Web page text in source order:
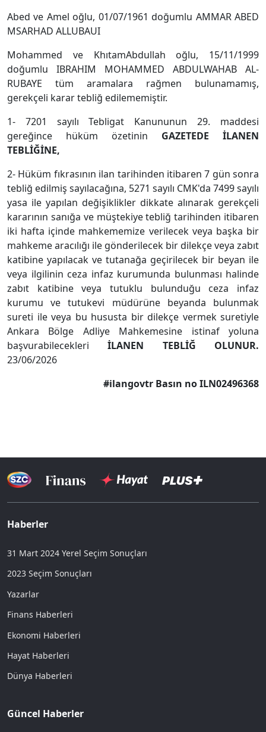
Abed ve Amel oğlu, 01/07/1961 doğumlu AMMAR ABED
MSARHAD ALLUBAUI
Mohammed ve KhıtamAbdullah oğlu, 15/11/1999
doğumlu IBRAHIM MOHAMMED ABDULWAHAB AL-
RUBAYE tüm aramalara rağmen bulunamamış,
gerekçeli karar tebliğ edilememiştir.
1- 7201 sayılı Tebligat Kanununun 29. maddesi
gereğince hüküm özetinin GAZETEDE
İLANEN
TEBLİĞİNE,
2- Hüküm fıkrasının ilan tarihinden itibaren 7 gün sonra
tebliğ edilmiş sayılacağına, 5271 sayılı CMK'da 7499 sayılı
yasa ile yapılan değişiklikler dikkate alınarak gerekçeli
kararının sanığa ve müştekiye tebliğ tarihinden itibaren
iki hafta içinde mahkememize verilecek veya başka bir
mahkeme aracılığı ile gönderilecek bir dilekçe veya zabıt
katibine yapılacak ve tutanağa geçirilecek bir beyan ile
veya ilgilinin ceza infaz kurumunda bulunması halinde
zabıt katibine veya tutuklu bulunduğu ceza infaz
kurumu ve tutukevi müdürüne beyanda bulunmak
sureti ile veya bu hususta bir dilekçe vermek suretiyle
Ankara Bölge Adliye Mahkemesine istinaf yoluna
başvurabilecekleriİLANEN TEBLİĞ OLUNUR.
23/06/2026
#ilangovtr Basın no ILN02496368
Haberler
31 Mart 2024 Yerel Seçim Sonuçları
2023 Seçim Sonuçları
Yazarlar
Finans Haberleri
Ekonomi Haberleri
Hayat Haberleri
Dünya Haberleri
Güncel Haberler